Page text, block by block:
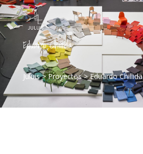
Eduardo Chillida
Juluis>Proyectos>Eduardo Chillida